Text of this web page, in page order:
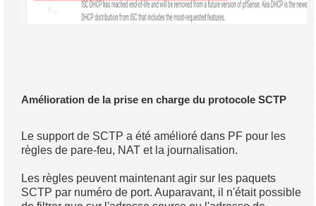
Amélioration de la prise en charge du protocole SCTP
Le support de SCTP a été amélioré dans PF pour les
règles de pare-feu, NAT et la journalisation.
Les règles peuvent maintenant agir sur les paquets
SCTP par numéro de port. Auparavant, il n'était possible